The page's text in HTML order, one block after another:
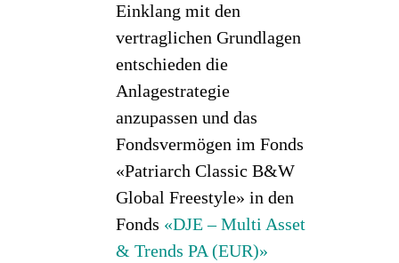
Einklang mit den
vertraglichen Grundlagen
entschieden die
Anlagestrategie
anzupassen und das
Fondsvermögen im Fonds
«Patriarch Classic B&W
Global Freestyle» in den
Fonds «DJE – Multi Asset
& Trends PA (EUR)»